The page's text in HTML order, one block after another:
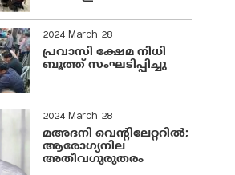
2024 March 28
പ്രവാസി ക്ഷേമ നിധി
ബൂത്ത് സംഘടിപ്പിച്ചു
2024 March 28
മഅദനി വെന്റിലേറ്ററിൽ;
ആരോഗ്യനില
അതീവഗുരുതരം